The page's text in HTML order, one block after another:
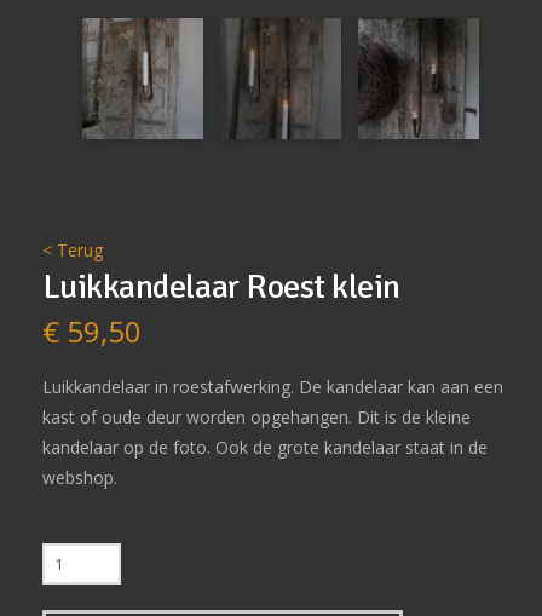
< Terug
Luikkandelaar Roest klein
€59,50
Luikkandelaar in roestafwerking. De kandelaar kan aan een
kast of oude deur worden opgehangen. Dit is de kleine
kandelaar op de foto. Ook de grote kandelaar staat in de
webshop.
Luikkandelaar
Roest